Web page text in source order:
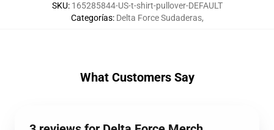
SKU: 165285844-US-t-shirt-pullover-DEFAULT
Categorías: Delta Force Sudaderas,
What Customers Say